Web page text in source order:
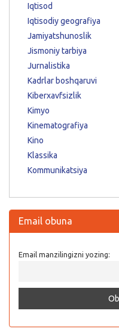
Iqtisod
Iqtisodiy geografiya
Jamiyatshunoslik
Jismoniy tarbiya
Jurnalistika
Kadrlar boshqaruvi
Kiberxavfsizlik
Kimyo
Kinematografiya
Kino
Klassika
Kommunikatsiya
Email obuna
Email manzilingizni yozing: